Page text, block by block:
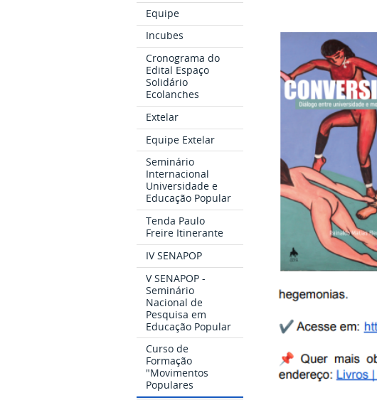
Equipe
Incubes
Cronograma do
Edital Espaço
Solidário
Ecolanches
Extelar
Equipe Extelar
Seminário
Internacional
Universidade e
Educação Popular
Tenda Paulo
Freire Itinerante
IV SENAPOP
V SENAPOP -
Seminário
Nacional de
Pesquisa em
Educação Popular
Curso de
Formação
"Movimentos
Populares